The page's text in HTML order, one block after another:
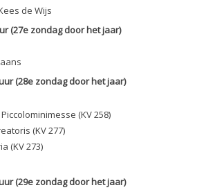
de Wijs
(27e zondag door het jaar)
(28e zondag door het jaar)
(KV 258)
(KV 277)
(KV 273)
(29e zondag door het jaar)